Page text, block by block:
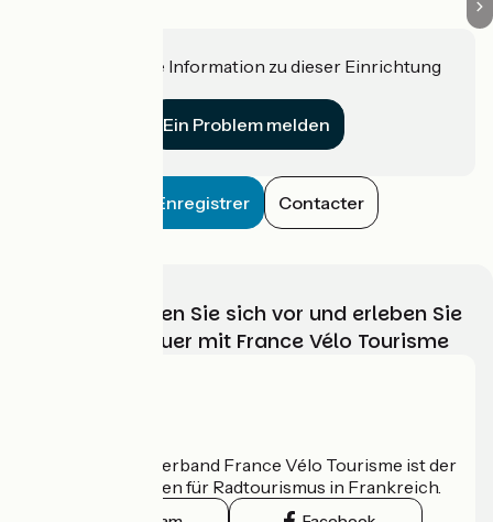
Haben Sie eine Information zu dieser Einrichtung
Ein Problem melden
Enregistrer Contacter
Wählen, bereiten Sie sich vor und erleben Sie
Ihr Radabenteuer mit France Vélo Tourisme
Der nationale Verband France Vélo Tourisme ist der
offizielle Leitfaden für Radtourismus in Frankreich.